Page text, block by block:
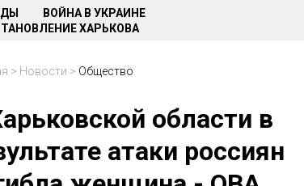
ВОЙНА В УКРАИНЕ
ХАРЬКОВА
> Новости > Общество
области в
атаки россиян